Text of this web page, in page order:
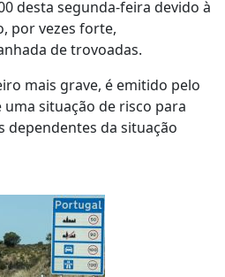
desta segunda-feira devido à
por vezes forte,
de trovoadas.
mais grave, é emitido pelo
situação de risco para
dependentes da situação